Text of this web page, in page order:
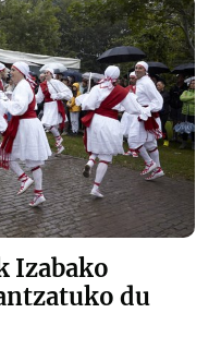
Izabako
du